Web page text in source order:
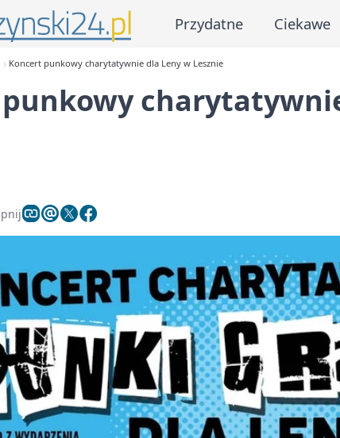
Przydatne Ciekawe
Koncert punkowy charytatywnie dla Leny w Lesznie